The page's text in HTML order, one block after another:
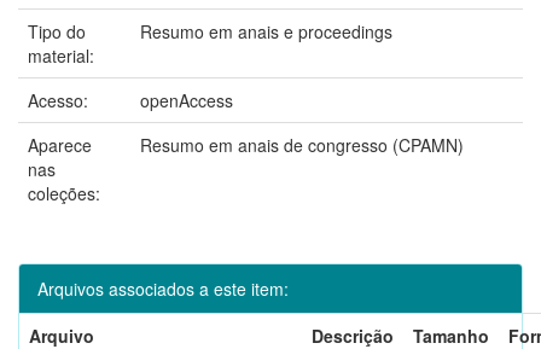
Tipo do
material:
Resumo em anais e proceedings
Acesso:
openAccess
Aparece
nas
coleções:
Resumo em anais de congresso (CPAMN)
Arquivos associados a este item:
Arquivo
Descrição Tamanho